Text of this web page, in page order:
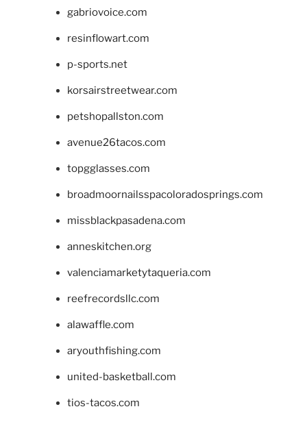
gabriovoice.com
resinflowart.com
p-sports.net
korsairstreetwear.com
petshopallston.com
avenue26tacos.com
topgglasses.com
broadmoornailsspacoloradosprings.com
missblackpasadena.com
anneskitchen.org
valenciamarketytaqueria.com
reefrecordsllc.com
alawaffle.com
aryouthfishing.com
united-basketball.com
tios-tacos.com